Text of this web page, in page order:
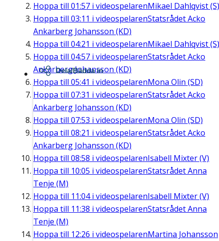
Hoppa till 01:57 i videospelarenMikael Dahlqvist (S)
Hoppa till 03:11 i videospelarenStatsrådet Acko
Ankarberg Johansson (KD)
Hoppa till 04:21 i videospelarenMikael Dahlqvist (S)
Hoppa till 04:57 i videospelarenStatsrådet Acko
Ankarberg Johansson (KD)
Hoppa till 05:41 i videospelarenMona Olin (SD)
Hoppa till 07:31 i videospelarenStatsrådet Acko
Ankarberg Johansson (KD)
Hoppa till 07:53 i videospelarenMona Olin (SD)
Hoppa till 08:21 i videospelarenStatsrådet Acko
Ankarberg Johansson (KD)
Hoppa till 08:58 i videospelarenIsabell Mixter (V)
Hoppa till 10:05 i videospelarenStatsrådet Anna
Tenje (M)
Hoppa till 11:04i videospelarenIsabell Mixter (V)
Hoppa till 11:38 i videospelarenStatsrådet Anna
Tenje (M)
Hoppa till 12:26 i videospelarenMartina Johansson
Dela/Bädda in